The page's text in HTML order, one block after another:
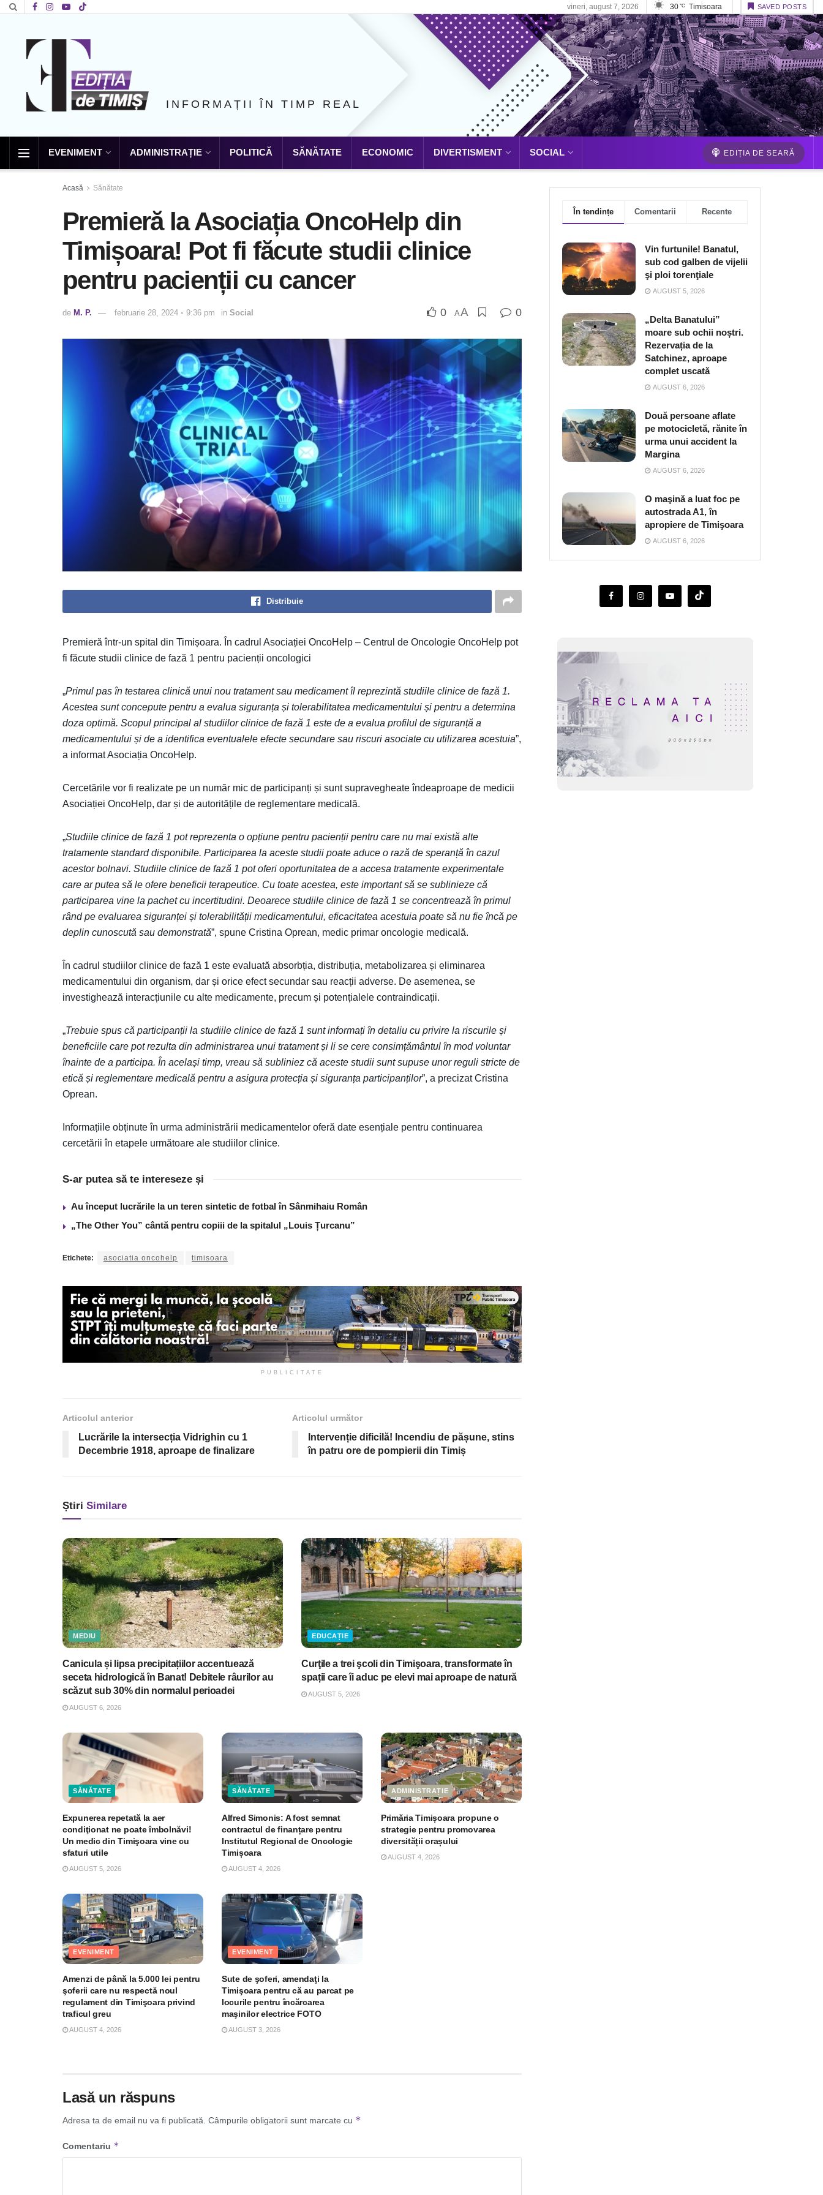
vineri, august 7, 2026 30 °C Timisoara SAVED POSTS
INFORMAȚII ÎN TIMP REAL
EVENIMENT ADMINISTRAȚIE POLITICĂ SĂNĂTATE ECONOMIC DIVERTISMENT SOCIAL EDIȚIA DE SEARĂ
Acasă Sănătate
Premieră la Asociația OncoHelp din
Timișoara! Pot fi făcute studii clinice
pentru pacienții cu cancer
de M. P. februarie 28, 2024 ◦ 9:36 pm in Social 0 AA 0
Distribuie
Premieră într-un spital din Timișoara. În cadrul Asociației OncoHelp – Centrul de Oncologie OncoHelp pot
fi făcute studii clinice de fază 1 pentru pacienții oncologici
„Primul pas în testarea clinică unui nou tratament sau medicament îl reprezintă studiile clinice de fază 1.
Acestea sunt concepute pentru a evalua siguranța și tolerabilitatea medicamentului și pentru a determina
doza optimă. Scopul principal al studiilor clinice de fază 1 este de a evalua profilul de siguranță a
medicamentului și de a identifica eventualele efecte secundare sau riscuri asociate cu utilizarea acestuia”,
a informat Asociația OncoHelp.
Cercetările vor fi realizate pe un număr mic de participanți și sunt supravegheate îndeaproape de medicii
Asociației OncoHelp, dar și de autoritățile de reglementare medicală.
„Studiile clinice de fază 1 pot reprezenta o opțiune pentru pacienții pentru care nu mai există alte
tratamente standard disponibile. Participarea la aceste studii poate aduce o rază de speranță în cazul
acestor bolnavi. Studiile clinice de fază 1 pot oferi oportunitatea de a accesa tratamente experimentale
care ar putea să le ofere beneficii terapeutice. Cu toate acestea, este important să se sublinieze că
participarea vine la pachet cu incertitudini. Deoarece studiile clinice de fază 1 se concentrează în primul
rând pe evaluarea siguranței și tolerabilității medicamentului, eficacitatea acestuia poate să nu fie încă pe
deplin cunoscută sau demonstrată”, spune Cristina Oprean, medic primar oncologie medicală.
În cadrul studiilor clinice de fază 1 este evaluată absorbția, distribuția, metabolizarea și eliminarea
medicamentului din organism, dar și orice efect secundar sau reacții adverse. De asemenea, se
investighează interacțiunile cu alte medicamente, precum și potențialele contraindicații.
„Trebuie spus că participanții la studiile clinice de fază 1 sunt informați în detaliu cu privire la riscurile și
beneficiile care pot rezulta din administrarea unui tratament și li se cere consimțământul în mod voluntar
înainte de a participa. În același timp, vreau să subliniez că aceste studii sunt supuse unor reguli stricte de
etică și reglementare medicală pentru a asigura protecția și siguranța participanților”, a precizat Cristina
Oprean.
Informațiile obținute în urma administrării medicamentelor oferă date esențiale pentru continuarea
cercetării în etapele următoare ale studiilor clinice.
S-ar putea să te intereseze și
Au început lucrările la un teren sintetic de fotbal în Sânmihaiu Român
„The Other You” cântă pentru copiii de la spitalul „Louis Țurcanu”
Etichete: asociatia oncohelp timisoara
PUBLICITATE
Articolul anterior
Lucrările la intersecția Vidrighin cu 1
Decembrie 1918, aproape de finalizare
Articolul următor
Intervenție dificilă! Incendiu de pășune, stins
în patru ore de pompierii din Timiș
Știri Similare
MEDIU
Canicula și lipsa precipitațiilor accentuează
seceta hidrologică în Banat! Debitele râurilor au
scăzut sub 30% din normalul perioadei
AUGUST 6, 2026
EDUCAȚIE
Curţile a trei şcoli din Timişoara, transformate în
spații care îi aduc pe elevi mai aproape de natură
AUGUST 5, 2026
SĂNĂTATE
Expunerea repetată la aer
condiţionat ne poate îmbolnăvi!
Un medic din Timişoara vine cu
sfaturi utile
AUGUST 5, 2026
SĂNĂTATE
Alfred Simonis: A fost semnat
contractul de finanțare pentru
Institutul Regional de Oncologie
Timișoara
AUGUST 4, 2026
ADMINISTRAȚIE
Primăria Timișoara propune o
strategie pentru promovarea
diversității orașului
AUGUST 4, 2026
EVENIMENT
Amenzi de până la 5.000 lei pentru
şoferii care nu respectă noul
regulament din Timişoara privind
traficul greu
AUGUST 4, 2026
EVENIMENT
Sute de şoferi, amendaţi la
Timişoara pentru că au parcat pe
locurile pentru încărcarea
maşinilor electrice FOTO
AUGUST 3, 2026
Lasă un răspuns
Adresa ta de email nu va fi publicată. Câmpurile obligatorii sunt marcate cu *
Comentariu *
În tendințe Comentarii Recente
Vin furtunile! Banatul,
sub cod galben de vijelii
şi ploi torenţiale
AUGUST 5, 2026
„Delta Banatului”
moare sub ochii noștri.
Rezervația de la
Satchinez, aproape
complet uscată
AUGUST 6, 2026
Două persoane aflate
pe motocicletă, rănite în
urma unui accident la
Margina
AUGUST 6, 2026
O maşină a luat foc pe
autostrada A1, în
apropiere de Timişoara
AUGUST 6, 2026